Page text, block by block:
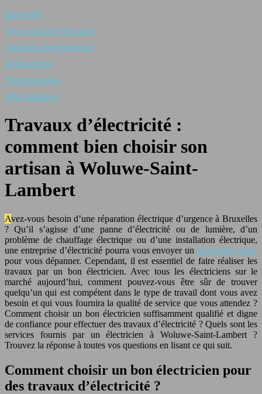
Electricité
Test et mesure électrique
Solutions thermographie
Infiltrométrie
Thermographie
Infos pratiques
Travaux d’électricité :
comment bien choisir son
artisan à Woluwe-Saint-
Lambert
Avez-vous besoin d’une réparation électrique d’urgence à Bruxelles
? Qu’il s’agisse d’une panne d’électricité ou de lumière, d’un
problème de chauffage électrique ou d’une installation électrique,
une entreprise d’électricité pourra vous envoyer unélectricien agréé
pour vous dépanner. Cependant, il est essentiel de faire réaliser les
travaux par un bon électricien. Avec tous les électriciens sur le
marché aujourd’hui, comment pouvez-vous être sûr de trouver
quelqu’un qui est compétent dans le type de travail dont vous avez
besoin et qui vous fournira la qualité de service que vous attendez ?
Comment choisir un bon électricien suffisamment qualifié et digne
de confiance pour effectuer des travaux d’électricité ? Quels sont les
services fournis par un électricien à Woluwe-Saint-Lambert ?
Trouvez la réponse à toutes vos questions en lisant ce qui suit.
Comment choisir un bon électricien pour
des travaux d’électricité ?